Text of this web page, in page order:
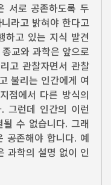
서로 공존하도록 두
라고 밝혀야 한다고
하고 있는 지식 발견
교와 과학은 앞으로
고 관찰자면서 관찰
불리는 인간에게 여
점에서 다른 방식의
그런데 인간의 이런
수 없습니다. 그래
공존해야 합니다. 예
과학의 설명 없이 인